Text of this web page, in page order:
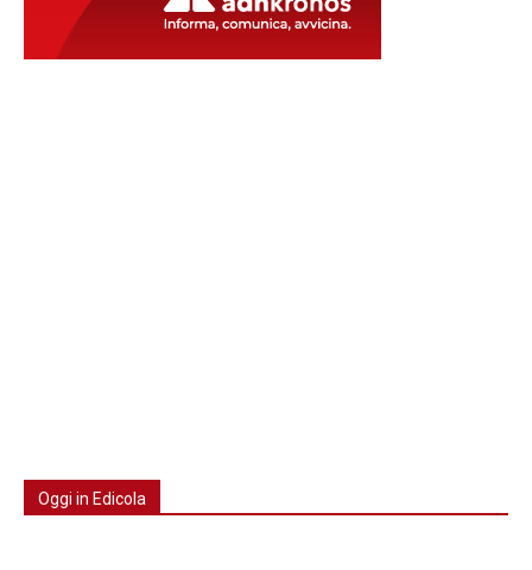
Oggi in Edicola